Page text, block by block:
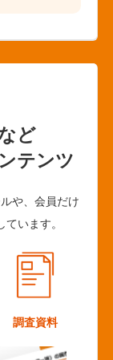
ど
テンツ
や、会員だけ
います。
調査資料